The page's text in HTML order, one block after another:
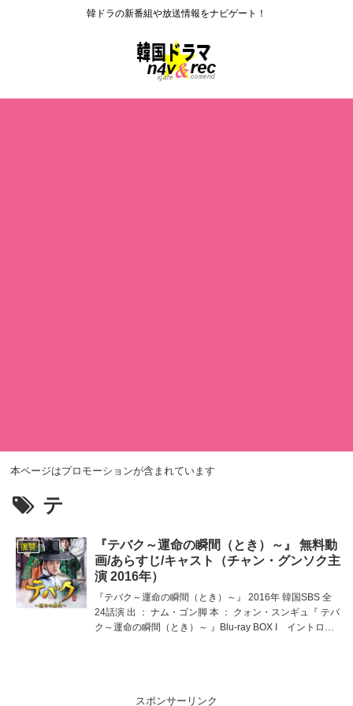
韓ドラの新番組や放送情報をナビゲート！
本ページはプロモーションが含まれています
テ
復讐
『テバク～運命の瞬間（とき）～』 無料動
画/あらすじ/キャスト（チャン・グンソク主
演 2016年）
『テバク～運命の瞬間（とき）～』 2016年 韓国SBS 全
24話演 出 ： ナム・ゴン脚 本 ： クォン・スンギュ『 テバ
ク～運命の瞬間（とき）～ 』Blu-ray BOX I イントロダ
スポンサーリンク